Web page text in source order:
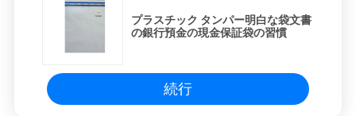
プラスチック タンパー明白な袋文書
の銀行預金の現金保証袋の習慣
続行